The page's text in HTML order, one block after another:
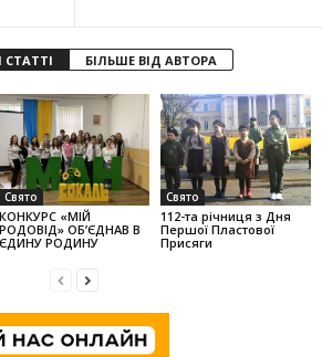
СТАТТІ БІЛЬШЕ ВІД АВТОРА
Свято
КОНКУРС «МІЙ
РОДОВІД» ОБ’ЄДНАВ В
ЄДИНУ РОДИНУ
Свято
112-та річниця з Дня
Першої Пластової
Присяги